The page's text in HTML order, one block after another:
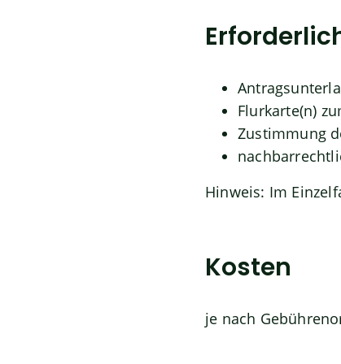
Flurkarte(n)
Zustimmung
Hinweis: Im
Kosten
je nach